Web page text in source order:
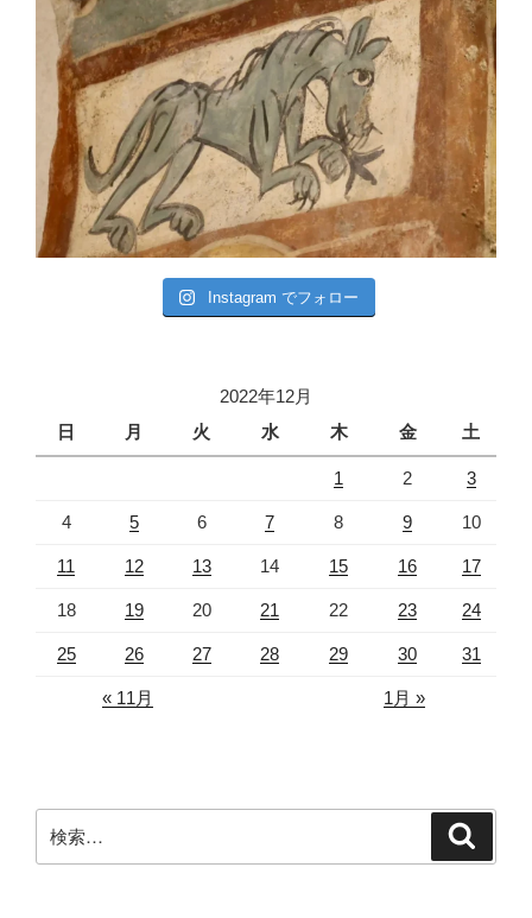
Instagram でフォロー
2022年12月
日
月 火 水 木 金 土
1 2 3
4 5 6 7 8 9 10
11 12 13 14 15 16 17
18 19 20 21 22 23 24
25 26 27 28 29 30 31
« 11月 1月 »
索: